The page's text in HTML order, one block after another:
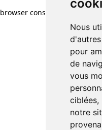
Nous
pour
de
vous
ciblées,
notre
Nous
pour
de
vous
ciblées,
notre
browser console for more